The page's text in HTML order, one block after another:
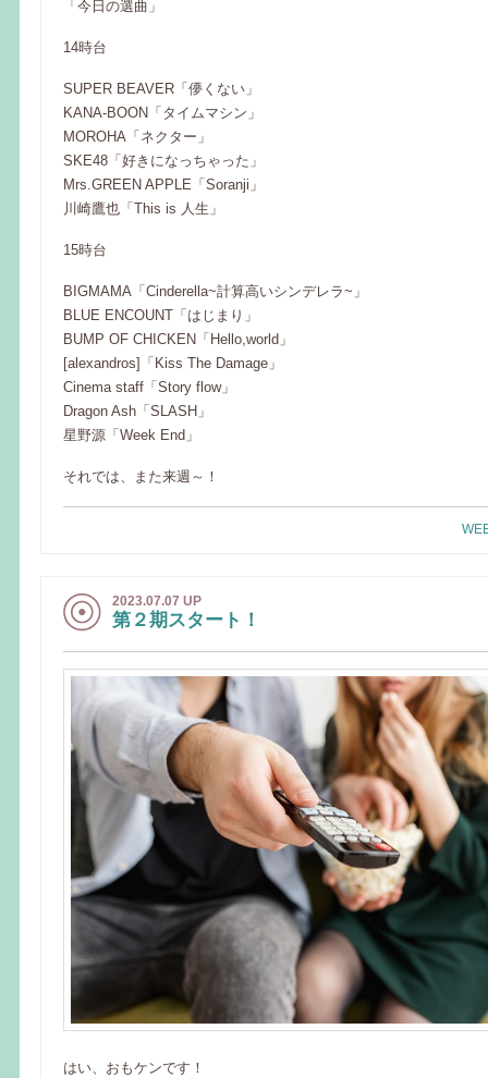
「今日の選曲」
14時台
SUPER BEAVER「儚くない」
KANA-BOON「タイムマシン」
MOROHA「ネクター」
SKE48「好きになっちゃった」
Mrs.GREEN APPLE「Soranji」
川崎鷹也「This is 人生」
15時台
BIGMAMA「Cinderella~計算高いシンデレラ~」
BLUE ENCOUNT「はじまり」
BUMP OF CHICKEN「Hello,world」
[alexandros]「Kiss The Damage」
Cinema staff「Story flow」
Dragon Ash「SLASH」
星野源「Week End」
それでは、また来週～！
2023.07.07 UP
第２期スタート！
はい、おもケンです！